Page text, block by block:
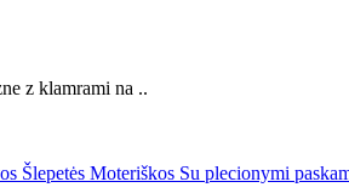
z klamrami na ..